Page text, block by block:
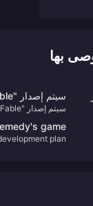
سيتم إصدار "Fable" في عام 2025، بدءًا من XGP
سيتم إصدار "Fable" في عام 2025، بدءًا من XGP
game
accelerated
plan